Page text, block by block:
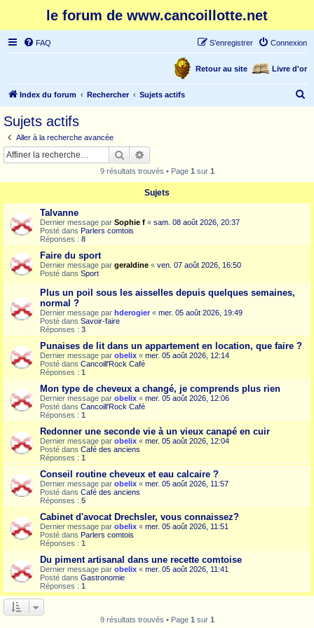
le forum de www.cancoillotte.net
FAQ Connexion
S’enregistrer
Livre d'or
Retour au site
Index du forum Rechercher Sujets actifs
r
Sujets actifs
Aller à la recherche avancée
Rechercher
9 résultats trouvés • Page 1 sur 1
Sujets
Talvanne
Dernier message par Sophie f « sam. 08 août 2026, 20:37
Posté dans Parlers comtois
Réponses : 8
Faire du sport
Dernier message par geraldine « ven. 07 août 2026, 16:50
Posté dans Sport
Plus un poil sous les aisselles depuis quelques semaines,
normal ?
Dernier message par hderogier « mer. 05 août 2026, 19:49
Posté dans Savoir-faire
Réponses : 3
Punaises de lit dans un appartement en location, que faire ?
Dernier message par obelix « mer. 05 août 2026, 12:14
Posté dans Cancoill'Rock Café
Réponses : 1
Mon type de cheveux a changé, je comprends plus rien
Dernier message par obelix « mer. 05 août 2026, 12:06
Posté dans Cancoill'Rock Café
Réponses : 1
Redonner une seconde vie à un vieux canapé en cuir
Dernier message par obelix « mer. 05 août 2026, 12:04
Posté dans Café des anciens
Réponses : 1
Conseil routine cheveux et eau calcaire ?
Dernier message par obelix « mer. 05 août 2026, 11:57
Posté dans Café des anciens
Réponses : 5
Cabinet d'avocat Drechsler, vous connaissez?
Dernier message par obelix « mer. 05 août 2026, 11:51
Posté dans Parlers comtois
Réponses : 1
Du piment artisanal dans une recette comtoise
Dernier message par obelix « mer. 05 août 2026, 11:41
Posté dans Gastronomie
Réponses : 1
9 résultats trouvés • Page 1 sur 1